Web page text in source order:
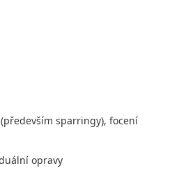
sparringy), focení
opravy